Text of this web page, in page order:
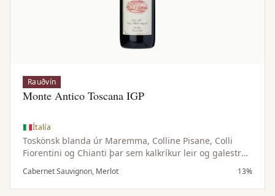
Rauðvín
Monte Antico Toscana IGP
Ítalía
Toskönsk blanda úr Maremma, Colline Pisane, Colli
Fiorentini og Chianti þar sem kalkríkur leir og galestro-
jarðvegur gefa dýpt og steinefni. Þrúgurnar eru
gerjaðar sér og þroskaðar í slavóneskri og franskri eik,
að hluta í barrique-tunnum, sem gefur þétt og
Cabernet Sauvignon, Merlot 13%